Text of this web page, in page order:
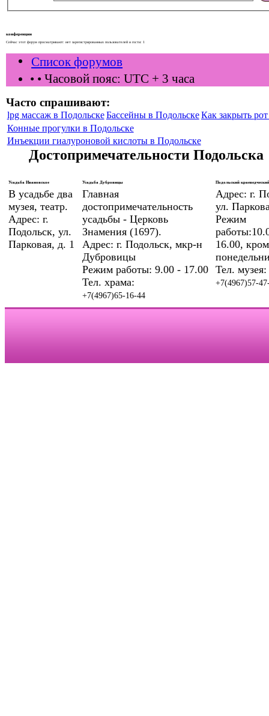
конференции
Сейчас этот форум просматривают: нет зарегистрированных пользователей и гости: 1
Список форумов
• • Часовой пояс: UTC + 3 часа
Часто спрашивают:
lpg массаж в Подольске Бассейны в ПодольскеКак закрыть
Конные прогулки в Подольске
Инъекции гиалуроновой кислоты в Подольске
Достопримечательности Подольска
Усадьба Ивановское
В усадьбе два
музея, театр.
Адрес: г.
Подольск, ул.
Парковая, д. 1
Усадьба Дубровицы
Главная
достопримечательность
усадьбы - Церковь
Знамения (1697).
Адрес: г. Подольск, мкр-н
Дубровицы
Режим работы: 9.00 - 17.00
Тел. храма:
+7(4967)65-16-44
Подольский
Адрес: г.
ул.
Режим
16.00,
Тел. музея:
+7(4967)57-